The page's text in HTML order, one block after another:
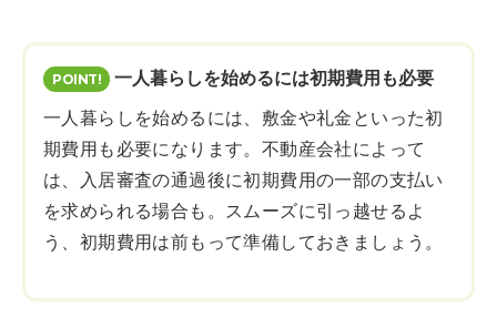
一人暮らしを始めるには初期費用も必要
一人暮らしを始めるには、敷金や礼金といった初
期費用も必要になります。不動産会社によって
は、入居審査の通過後に初期費用の一部の支払い
を求められる場合も。スムーズに引っ越せるよ
う、初期費用は前もって準備しておきましょう。